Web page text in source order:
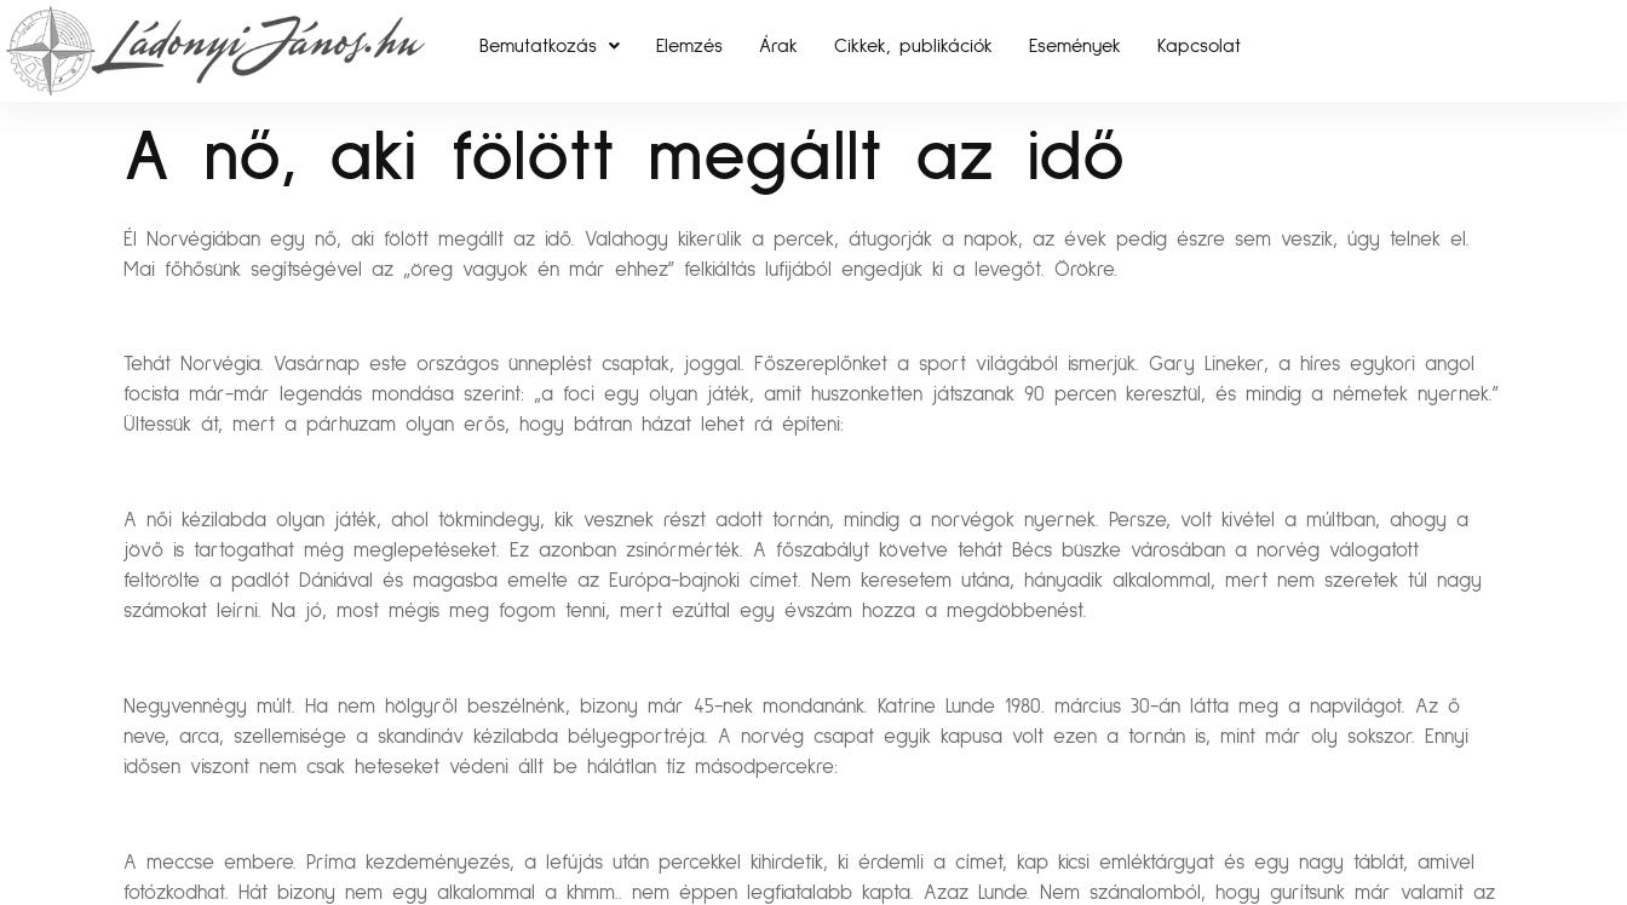
Bemutatkozás Elemzés Árak Cikkek, publikációk Események Kapcsolat
A nő, aki fölött megállt az idő
Él Norvégiában egy nő, aki fölött megállt az idő. Valahogy kikerülik a percek, átugorják a napok, az évek pedig észre sem veszik, úgy telnek el.
Mai főhősünk segítségével az „öreg vagyok én már ehhez” felkiáltás lufijából engedjük ki a levegőt. Örökre.
Tehát Norvégia. Vasárnap este országos ünneplést csaptak, joggal. Főszereplőnket a sport világából ismerjük. Gary Lineker, a híres egykori angol
focista már-már legendás mondása szerint: „a foci egy olyan játék, amit huszonketten játszanak 90 percen keresztül, és mindig a németek nyernek.”
Ültessük át, mert a párhuzam olyan erős, hogy bátran házat lehet rá építeni:
A női kézilabda olyan játék, ahol tökmindegy, kik vesznek részt adott tornán, mindig a norvégok nyernek. Persze, volt kivétel a múltban, ahogy a
jövő is tartogathat még meglepetéseket. Ez azonban zsinórmérték. A főszabályt követve tehát Bécs büszke városában a norvég válogatott
feltörölte a padlót Dániával és magasba emelte az Európa-bajnoki címet. Nem keresetem utána, hányadik alkalommal, mert nem szeretek túl nagy
számokat leírni. Na jó, most mégis meg fogom tenni, mert ezúttal egy évszám hozza a megdöbbenést.
Negyvennégy múlt. Ha nem hölgyről beszélnénk, bizony már 45-nek mondanánk. Katrine Lunde 1980. március 30-án látta meg a napvilágot. Az ő
neve, arca, szellemisége a skandináv kézilabda bélyegportréja. A norvég csapat egyik kapusa volt ezen a tornán is, mint már oly sokszor. Ennyi
idősen viszont nem csak heteseket védeni állt be hálátlan tíz másodpercekre:
A meccse embere. Príma kezdeményezés, a lefújás után percekkel kihirdetik, ki érdemli a címet, kap kicsi emléktárgyat és egy nagy táblát, amivel
fotózkodhat. Hát bizony nem egy alkalommal a khmm.. nem éppen legfiatalabb kapta. Azaz Lunde. Nem szánalomból, hogy gurítsunk már valamit az